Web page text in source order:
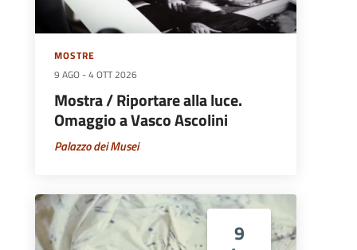
MOSTRE
9 AGO -4 OTT 2026
Mostra / Riportare alla luce.
Omaggio a Vasco Ascolini
Palazzo dei Musei
9